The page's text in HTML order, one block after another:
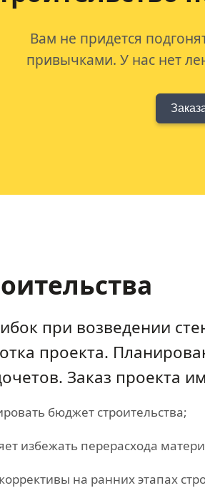
Вам не придется
привычками. У нас нет
при возведении
проекта.
Заказ проекта
бюджет строительства;
избежать перерасхода
на ранних этапах